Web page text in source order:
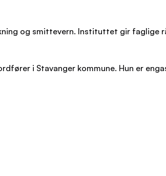
og smittevern. Instituttet gir faglige
i Stavanger kommune. Hun er